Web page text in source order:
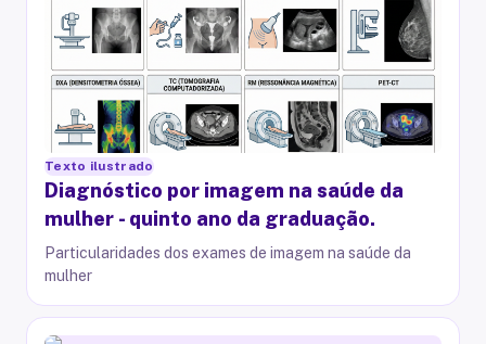
Texto ilustrado
Diagnóstico por imagem na saúde da
mulher - quinto ano da graduação.
Particularidades dos exames de imagem na saúde da
mulher